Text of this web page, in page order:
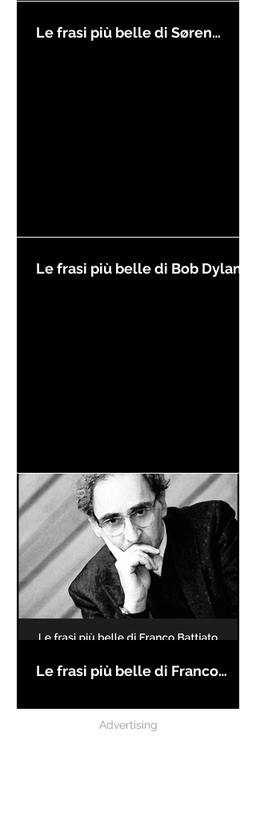
Le frasi più belle di Søren
Le frasi più belle di Bob Dylan
Le frasi più belle di Franco
Advertising